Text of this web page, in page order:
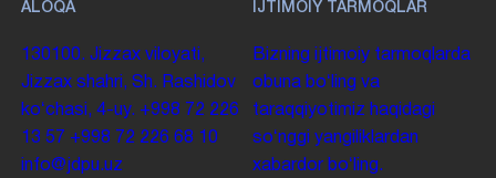
ALOQA
130100. Jizzax viloyati,
Jizzax shahri, Sh. Rashidov
koʻchasi, 4-uy. +998 72 226
13 57 +998 72 226 68 10
info@jdpu.uz
IJTIMOIY TARMOQLAR
Bizning ijtimoiy tarmoqlarda
obuna boʻling va
taraqqiyotimiz haqidagi
soʻnggi yangiliklardan
xabardor boʻling.